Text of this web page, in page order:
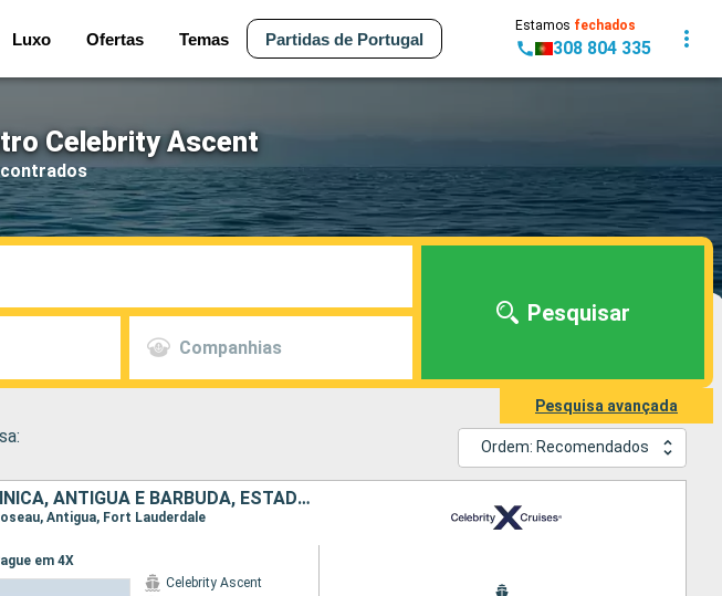
Luxo Ofertas Temas Partidas de Portugal
Estamos fechados
308 804 335
Celebrity Ascent
Companhias
Pesquisar
Pesquisa avançada
Ordem: Recomendados
SÃO MARTINHO, SANTA LÚCIA, GRENADA, DOMINICA, ANTÍGUA E BARBUDA, ESTADOS UNIDOS
Antigua, Fort Lauderdale
em 4X
Celebrity Ascent